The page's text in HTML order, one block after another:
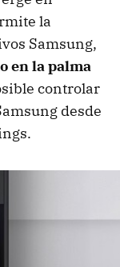
la
Samsung,
en la palma
controlar
desde